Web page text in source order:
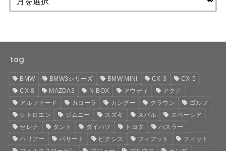
tag
BMW BMW3シリーズ BMW MINI CX-3
CX-5
CX-8
MAZDA3 N-BOX アウディ
アクア
アルファード
カローラ カングー クラウン
ゴルフ
シトロエン
ジムニー スズキ スバル
スペーシア
セレナ
タント ダイハツ トヨタ
ハスラー
ハリアー
パサート ピクシス フィアット
フィット